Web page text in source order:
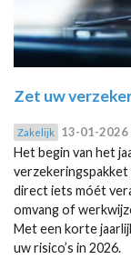
Zet uw
Zakelijk 13-01-2026
Het begin van het
direct iets móét
omvang of
Met een korte
uw risico’s in 2026.